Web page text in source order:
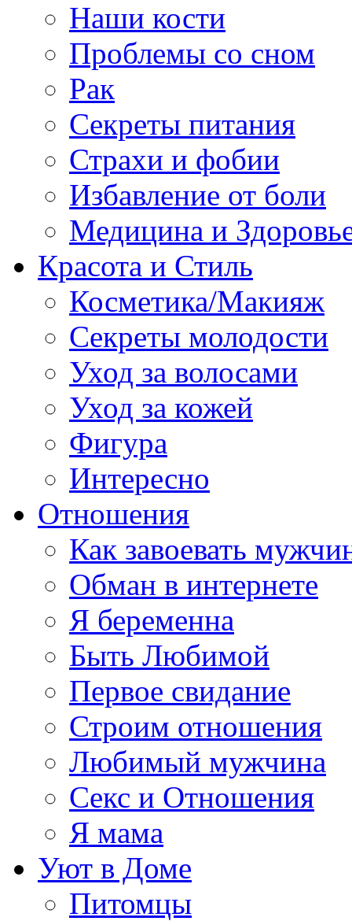
Наши кости
Проблемы со сном
Рак
Секреты питания
Страхи и фобии
Избавление от боли
Медицина и
Красота и Стиль
Косметика/Макияж
Секреты молодости
Уход за волосами
Уход за кожей
Фигура
Интересно
Отношения
Как завоевать
Обман в интернете
Я беременна
Быть Любимой
Первое свидание
Строим отношения
Любимый мужчина
Секс и Отношения
Я мама
Уют в Доме
Питомцы